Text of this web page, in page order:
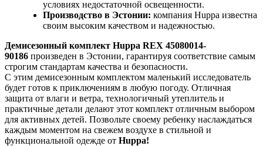
условиях недостаточной освещенности.
Производство в Эстонии: компания Huppa известна
своим высоким качеством и надежностью.
Демисезонный комплект Huppa REX 45080014-
90186 произведен в Эстонии, гарантируя соответствие самым
строгим стандартам качества и безопасности.
С этим демисезонным комплектом маленький исследователь
будет готов к приключениям в любую погоду. Отличная
защита от влаги и ветра, технологичный утеплитель и
практичные детали делают этот комплект отличным выбором
для активных детей. Позвольте своему ребенку наслаждаться
каждым моментом на свежем воздухе в стильной и
функциональной одежде от Huppa!